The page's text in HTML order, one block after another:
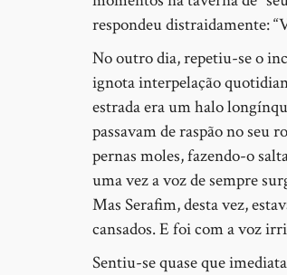
respondeu distraidamente:
No outro dia, repetiu-se o
ignota interpelação
estrada era um halo
passavam de raspão no seu
pernas moles, fazendo-o
uma vez a voz de sempre
Mas Serafim, desta vez,
cansados. E foi com a voz
Sentiu-se quase que